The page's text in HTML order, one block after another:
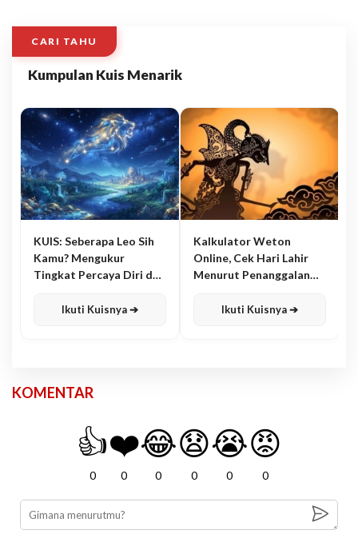
CARI TAHU
Kumpulan Kuis Menarik
KUIS: Seberapa Leo Sih
Kamu? Mengukur
Tingkat Percaya Diri dan
Ikuti Kuisnya ➔
Kalkulator Weton
Online, Cek Hari Lahir
Menurut Penanggalan
Ikuti Kuisnya ➔
KOMENTAR
👍
0
❤️
0
😂
0
😧
0
😭
0
😡
0